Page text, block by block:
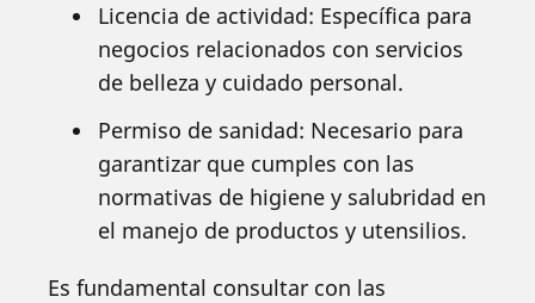
Licencia de actividad: Específica para
negocios relacionados con servicios
de belleza y cuidado personal.
Permiso de sanidad: Necesario para
garantizar que cumples con las
normativas de higiene y salubridad en
el manejo de productos y utensilios.
Es fundamental consultar con las